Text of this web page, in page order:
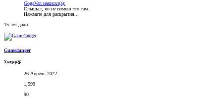
GogaVan написал(а):
Слышал, но не помню что там.
Нажмите для раскрытия...
15 лет дали.
Game4anger
Холдер🥉
26 Апрель 2022
1,599
90